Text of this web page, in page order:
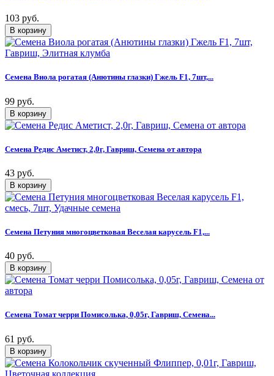
103 руб.
Семена Виола рогатая (Анютины глазки) Гжель F1, 7шт,...
99 руб.
Семена Редис Аметист, 2,0г, Гавриш, Семена от автора
43 руб.
Семена Петуния многоцветковая Веселая карусель F1,...
40 руб.
Семена Томат черри Помисолька, 0,05г, Гавриш, Семена...
61 руб.